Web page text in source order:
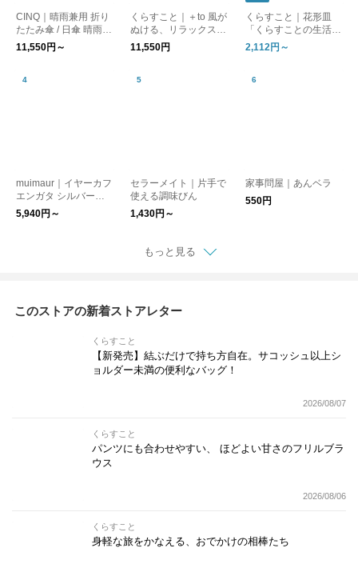
CINQ｜晴雨兼用 折り
たたみ傘 / 日傘 晴雨兼
用傘［UVケア/紫外線
対策/母の日］
11,550円～
くらすこと｜＋to 風が
ぬける、リラックスブ
ラウス
11,550円
くらすこと｜花形皿
「くらすことの生活道
具 古い器の形シリー
ズ」 ［ 15cm / 18cm
2,112円～
muimaur｜イヤーカフ
エンガタ シルバー
［ギフト/贈り物］
5,940円～
セラーメイト｜片手で
使える調味びん
1,430円～
家事問屋｜あんベラ
550円
もっと見る
このストアの新着ストアレター
くらすこと
【新発売】結ぶだけで持ち方自在。サコッシュ以上シ
ョルダー未満の便利なバッグ！
2026/08/07
くらすこと
パンツにも合わせやすい、 ほどよい甘さのフリルブラ
ウス
2026/08/06
くらすこと
身軽な旅をかなえる、おでかけの相棒たち